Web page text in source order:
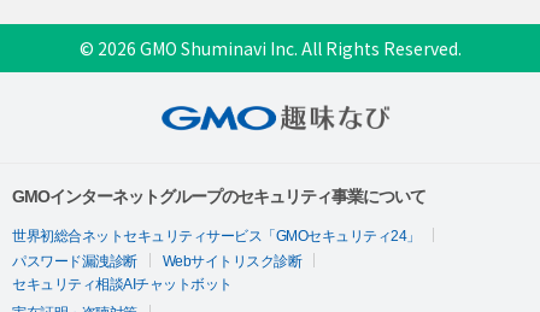
© 2026 GMO Shuminavi Inc. All Rights Reserved.